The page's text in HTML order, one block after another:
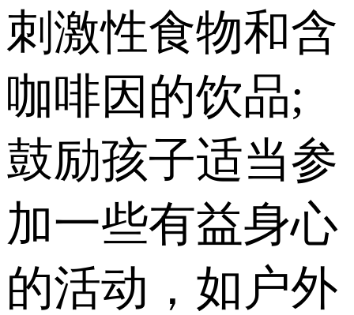
刺激性食物和含
咖啡因的饮品;
鼓励孩子适当参
加一些有益身心
的活动，如户外